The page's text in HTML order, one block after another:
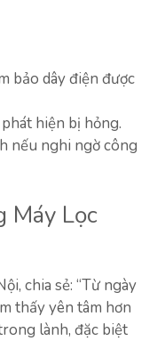
bảo dây điện được
hiện bị hỏng.
nếu nghi ngờ công
Máy Lọc
chia sẻ: “Từ ngày
thấy yên tâm hơn
lành, đặc biệt